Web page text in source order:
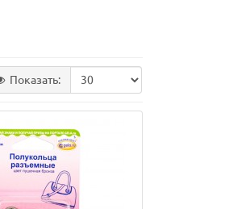
Показать: